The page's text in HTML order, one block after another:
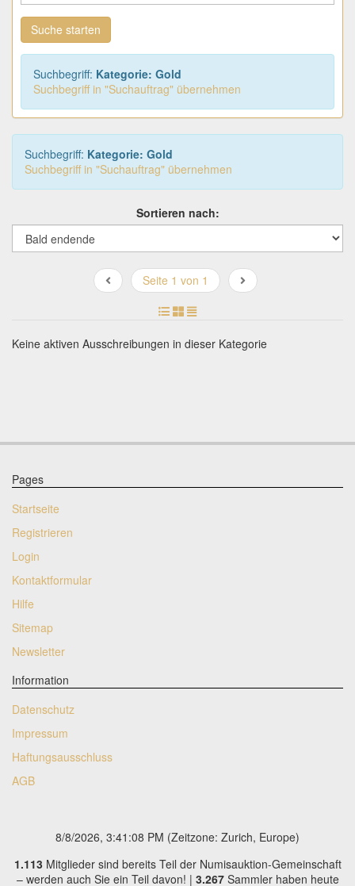
Suche starten
Suchbegriff: Kategorie: Gold
Suchbegriff in "Suchauftrag" übernehmen
Suchbegriff: Kategorie: Gold
Suchbegriff in "Suchauftrag" übernehmen
Sortieren nach:
Seite 1 von 1
Keine aktiven Ausschreibungen in dieser Kategorie
Pages
Startseite
Registrieren
Login
Kontaktformular
Hilfe
Sitemap
Newsletter
Information
Datenschutz
Impressum
Haftungsausschluss
AGB
8/8/2026, 3:41:08 PM (Zeitzone: Zurich, Europe)
1.113 Mitglieder sind bereits Teil der Numisauktion-Gemeinschaft
– werden auch Sie ein Teil davon! | 3.267Sammler haben heute